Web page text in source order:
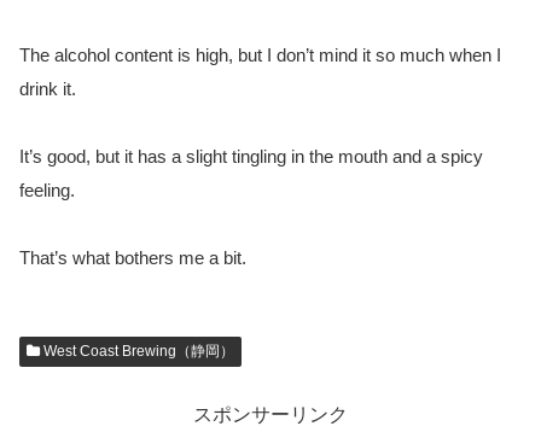
The alcohol content is high, but I don’t mind it so much when I
drink it.
It’s good, but it has a slight tingling in the mouth and a spicy
feeling.
That’s what bothers me a bit.
West Coast Brewing（静岡）
スポンサーリンク